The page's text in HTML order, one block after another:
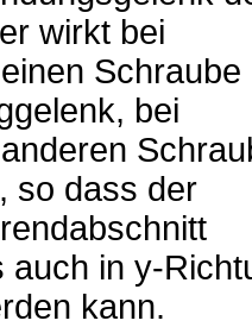
wirkt bei
Schraube
bei
so dass der
auch in y-
kann.